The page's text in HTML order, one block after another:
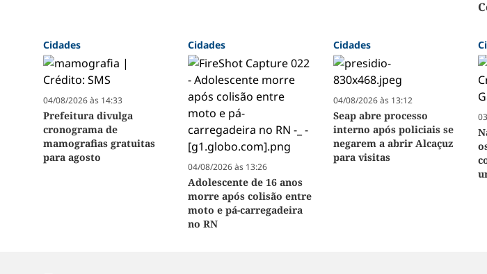
Cidades
04/08/2026 às 14:33
Prefeitura divulga
cronograma de
mamografias gratuitas
para agosto
Cidades
04/08/2026 às 13:26
Adolescente de 16 anos
morre após colisão entre
moto e pá-carregadeira
no RN
Cidades
04/08/2026 às 13:12
Seap abre processo
interno após policiais se
negarem a abrir Alcaçuz
para visitas